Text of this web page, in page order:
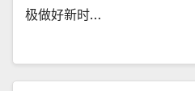
极做好新时…